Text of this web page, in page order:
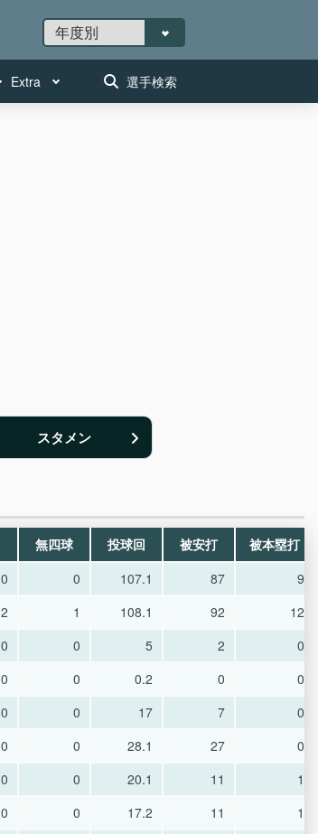
Extra 選手検索
スタメン
無四球 投球回 被安打
被本塁打
0 0 107.1 87
9
2 1 108.1 92
12
0 0 5 2
0
0 0 0.2 0
0
0 0 17 7
0
0 0 28.1 27
0
0 0 20.1 11
1
0 0 17.2 11
1